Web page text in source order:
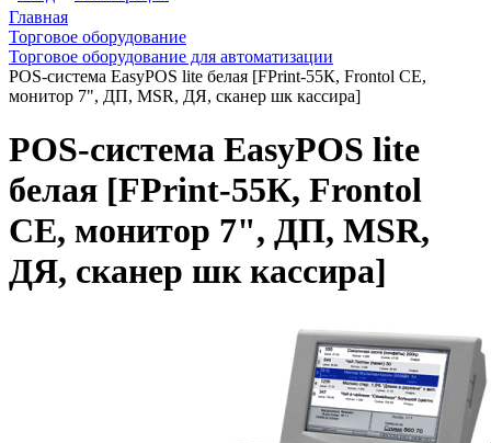
Главная
Торговое оборудование
Торговое оборудование для автоматизации
POS-система EasyPOS lite белая [FPrint-55К, Frontol CE,
монитор 7", ДП, MSR, ДЯ, сканер шк кассира]
POS-система EasyPOS lite
белая [FPrint-55К, Frontol
CE, монитор 7", ДП, MSR,
ДЯ, сканер шк кассира]